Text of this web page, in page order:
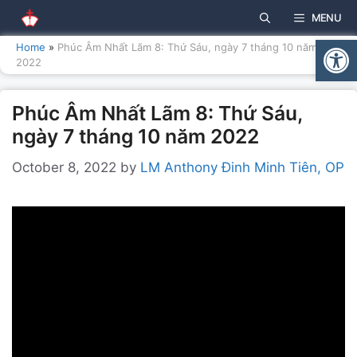
to
content
MENU
Home » Phúc Âm Nhất Lãm 8: Thứ Sáu, ngày 7 tháng 10 năm
2022
Phúc Âm Nhất Lãm 8: Thứ Sáu,
ngày 7 tháng 10 năm 2022
October 8, 2022 by LM Anthony Đinh Minh Tiên, OP